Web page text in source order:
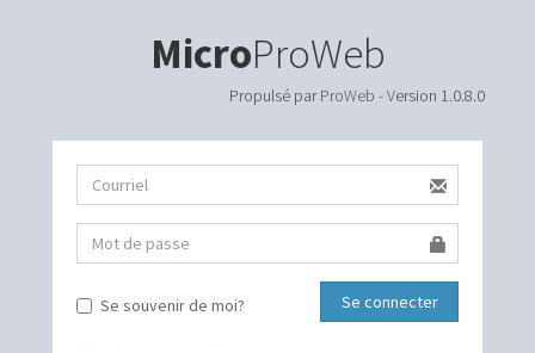
MicroProWeb
Propulsé parProWeb - Version 1.0.8.0
Se souvenir de moi? Se connecter